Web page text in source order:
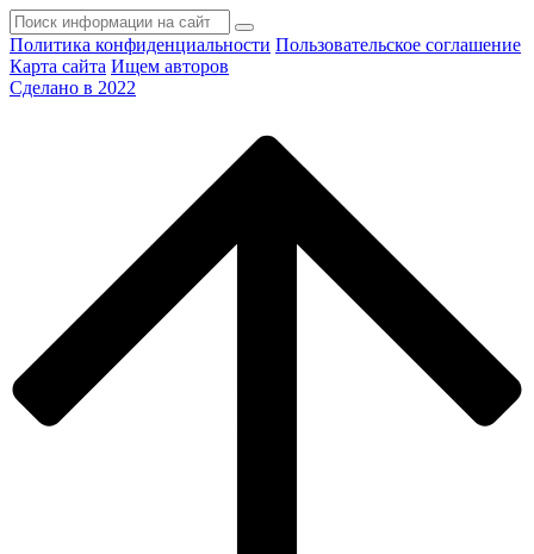
Политика конфиденциальности Пользовательское соглашение
Карта сайта Ищем авторов
Сделано в 2022